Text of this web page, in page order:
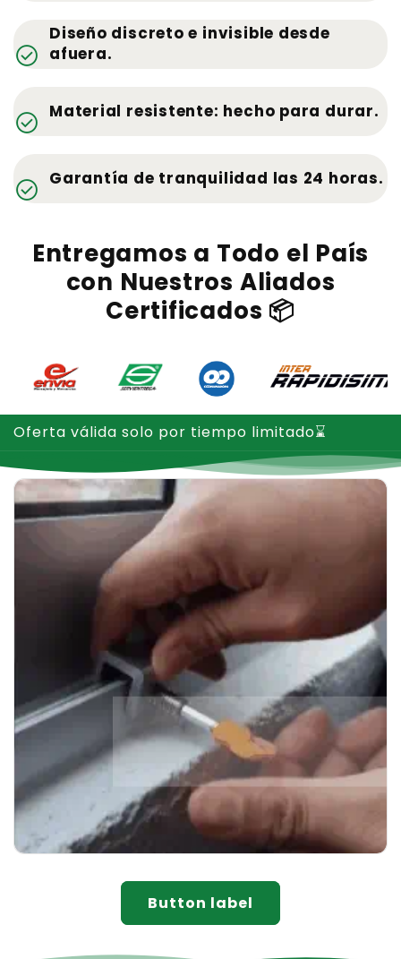
check_circle
Diseño discreto e invisible desde
afuera.
check_circle Material resistente: hecho para durar.
check_circle Garantía de tranquilidad las 24 horas.
Entregamos a Todo el País
con Nuestros Aliados
Certificados 📦
Oferta válida solo por tiempo limitado⌛
Button label